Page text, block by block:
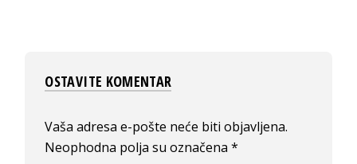
OSTAVITE KOMENTAR
Vaša adresa e-pošte neće biti objavljena.
Neophodna polja su označena*